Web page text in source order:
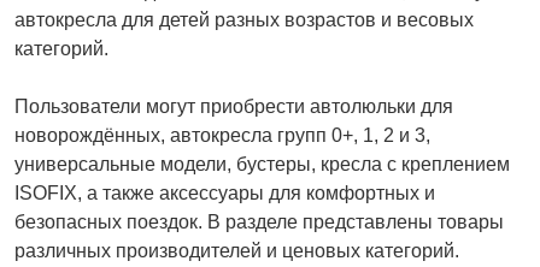
автокресла для детей разных возрастов и весовых
категорий.
Пользователи могут приобрести автолюльки для
новорождённых, автокресла групп 0+, 1, 2 и 3,
универсальные модели, бустеры, кресла с креплением
ISOFIX, а также аксессуары для комфортных и
безопасных поездок. В разделе представлены товары
различных производителей и ценовых категорий.